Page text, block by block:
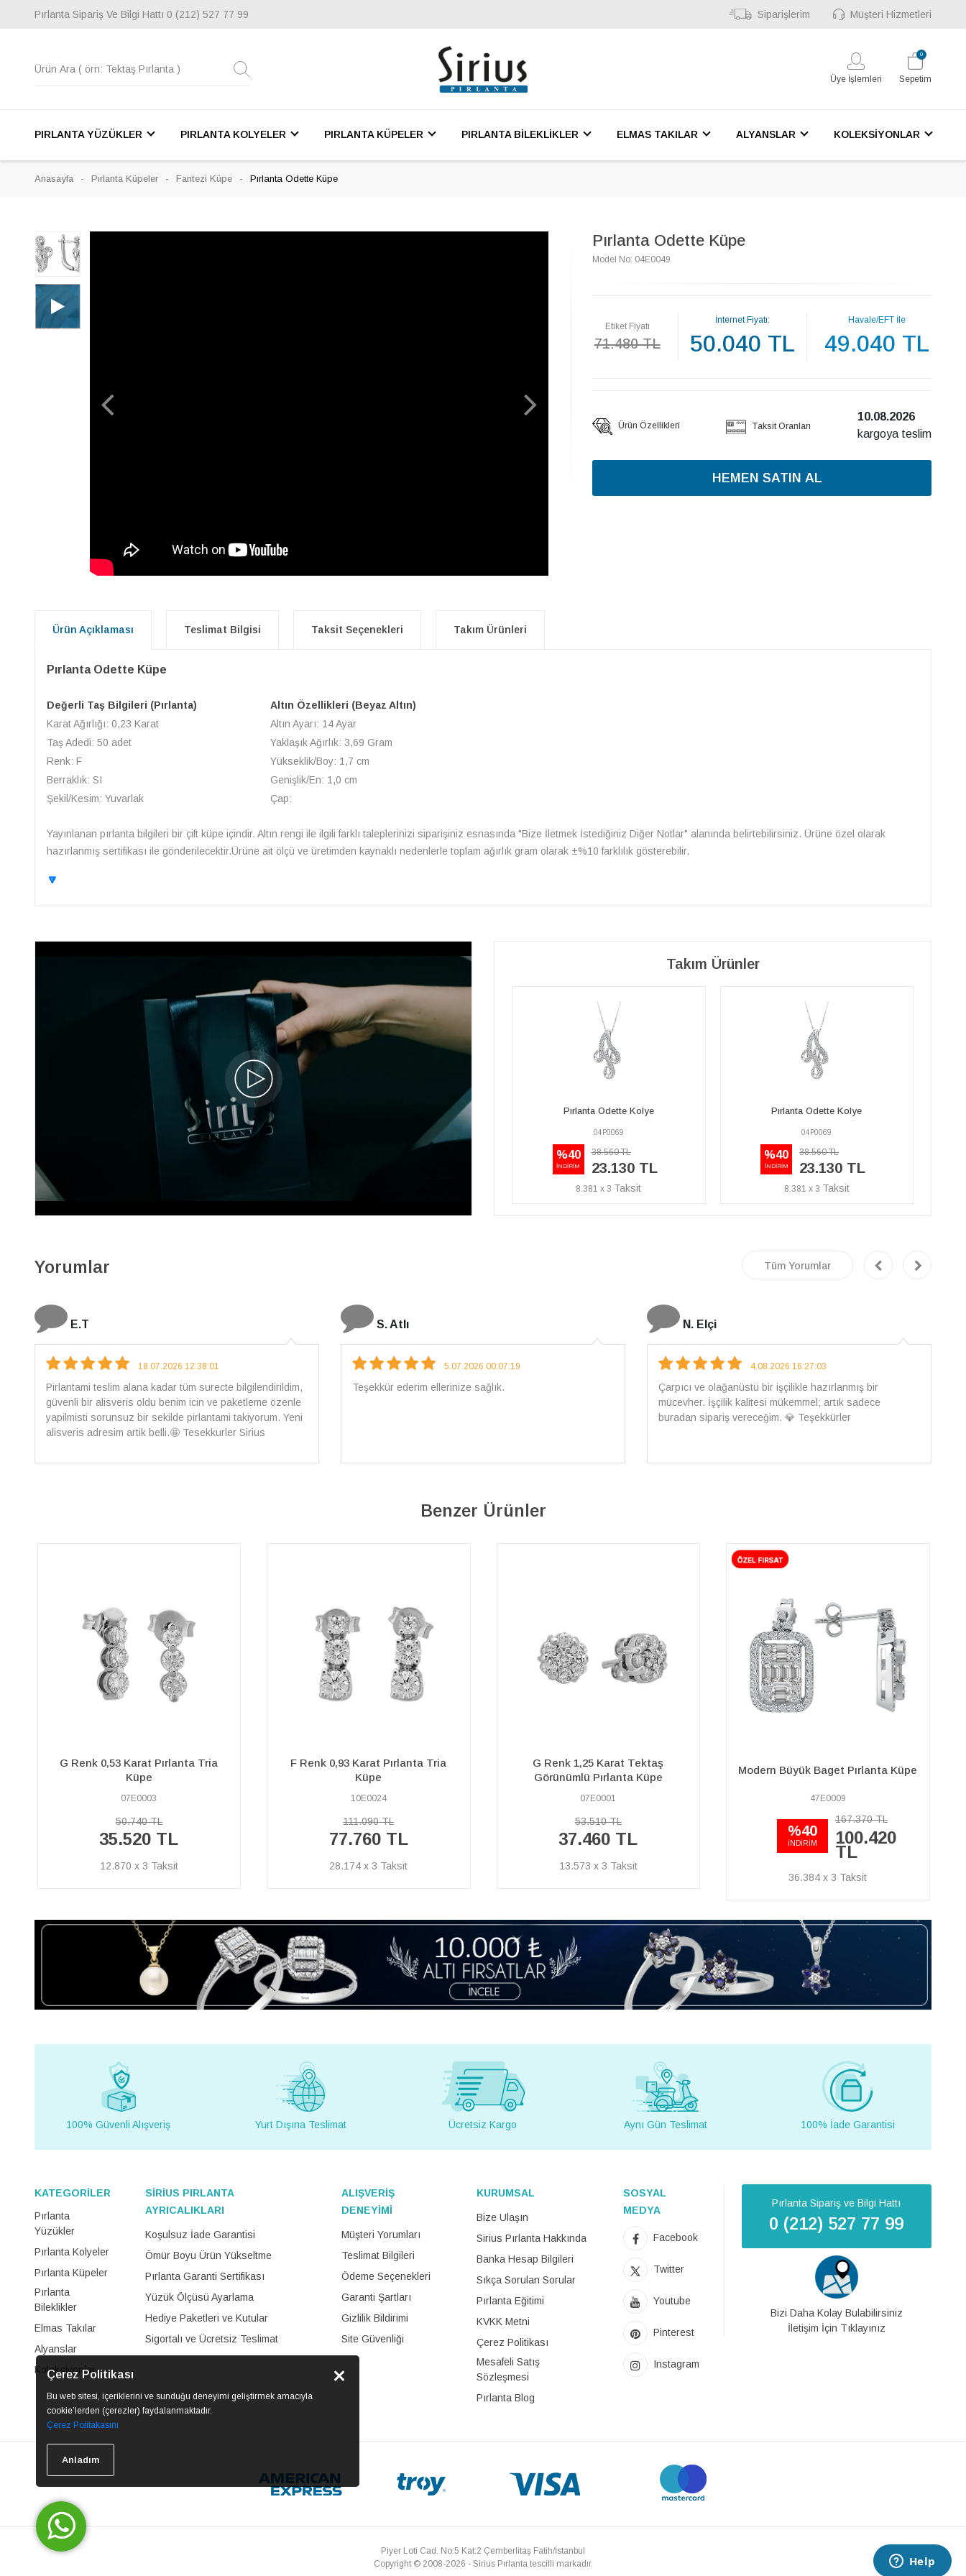
Çerez Politikası
Bu web sitesi, içeriklerini ve sunduğu deneyimi geliştirmek amacıyla
cookie’lerden (çerezler) faydalanmaktadır.
Çerez Politakasını
Anladım
Pırlanta Sipariş Ve Bilgi Hattı 0 (212) 527 77 99 Siparişlerim Müşteri Hizmetleri
Üye İşlemleri Sepetim
0
PIRLANTA YÜZÜKLER PIRLANTA KOLYELER PIRLANTA KÜPELER PIRLANTA BİLEKLİKLER ELMAS TAKILAR ALYANSLAR KOLEKSİYONLAR
Anasayfa Pırlanta Küpeler Fantezi Küpe Pırlanta Odette Küpe
Pırlanta Odette Küpe
Model No: 04E0049
Etiket Fiyatı
71.480 TL
İnternet Fiyatı:
50.040 TL
Havale/EFT İle
49.040 TL
Ürün Özellikleri Taksit Oranları
10.08.2026
kargoya teslim
HEMEN SATIN AL
Ürün Açıklaması Teslimat Bilgisi Taksit Seçenekleri Takım Ürünleri
Pırlanta Odette Küpe
Değerli Taş Bilgileri (Pırlanta)
Karat Ağırlığı: 0,23 Karat
Taş Adedi: 50 adet
Renk: F
Berraklık: SI
Şekil/Kesim: Yuvarlak
Altın Özellikleri (Beyaz Altın)
Altın Ayarı: 14 Ayar
Yaklaşık Ağırlık: 3,69 Gram
Yükseklik/Boy: 1,7 cm
Genişlik/En: 1,0 cm
Çap:
Yayınlanan pırlanta bilgileri bir çift küpe içindir. Altın rengi ile ilgili farklı taleplerinizi siparişiniz esnasında "Bize İletmek İstediğiniz Diğer Notlar" alanında belirtebilirsiniz. Ürüne özel olarak
hazırlanmış sertifikası ile gönderilecektir.Ürüne ait ölçü ve üretimden kaynaklı nedenlerle toplam ağırlık gram olarak ±%10 farklılık gösterebilir.
🔽
Takım Ürünler
Pırlanta Odette Kolye
04P0069
Pırlanta Odette Kolye
38.560 TL
Pırlanta Odette Kolye
04P0069
%40
İNDİRİM
38.560 TL
23.130 TL
8.381 x 3
Pırlanta Odette Kolye
04P0069
%40
İNDİRİM
38.560 TL
23.130 TL
8.381 x 3
Yorumlar Tüm Yorumlar
E.T
18.07.2026 12:38:01
Pirlantami teslim alana kadar tüm surecte bilgilendirildim,
güvenli bir alisveris oldu benim icin ve paketleme özenle
yapilmisti sorunsuz bir sekilde pirlantami takiyorum. Yeni
alisveris adresim artik belli.🤩 Tesekkurler Sirius
S. Atlı
5.07.2026 00:07:19
Teşekkür ederim ellerinize sağlık.
N. Elçi
4.08.2026 16:27:03
Çarpıcı ve olağanüstü bir işçilikle hazırlanmış bir
mücevher. İşçilik kalitesi mükemmel; artık sadece
buradan sipariş vereceğim. 💎 Teşekkürler
Benzer Ürünler
G Renk 0,53 Karat Pırlanta Tria
Küpe
07E0003
50.740 TL
35.520 TL
12.870 x 3
F Renk 0,93 Karat Pırlanta Tria
Küpe
10E0024
111.090 TL
77.760 TL
28.174 x 3
G Renk 1,25 Karat Tektaş
Görünümlü Pırlanta Küpe
07E0001
53.510 TL
37.460 TL
13.573 x 3
Modern Büyük Baget Pırlanta Küpe
47E0009
%40
İNDİRİM
167.370 TL
100.420
TL
36.384 x 3
100% Güvenli Alışveriş Yurt Dışına Teslimat Ücretsiz Kargo Aynı Gün Teslimat 100% İade Garantisi
KATEGORİLER
Pırlanta
Yüzükler
Pırlanta Kolyeler
Pırlanta Küpeler
Pırlanta
Bileklikler
Elmas Takılar
Alyanslar
Koleksiyonlar
SİRİUS PIRLANTA
AYRICALIKLARI
Koşulsuz İade Garantisi
Ömür Boyu Ürün Yükseltme
Pırlanta Garanti Sertifikası
Yüzük Ölçüsü Ayarlama
Hediye Paketleri ve Kutular
Sigortalı ve Ücretsiz Teslimat
ALIŞVERİŞ
DENEYİMİ
Müşteri Yorumları
Teslimat Bilgileri
Ödeme Seçenekleri
Garanti Şartları
Gizlilik Bildirimi
Site Güvenliği
KURUMSAL
Bize Ulaşın
Sirius Pırlanta Hakkında
Banka Hesap Bilgileri
Sıkça Sorulan Sorular
Pırlanta Eğitimi
KVKK Metni
Çerez Politikası
Mesafeli Satış
Sözleşmesi
Pırlanta Blog
SOSYAL
MEDYA
Facebook
Twitter
Youtube
Pinterest
Instagram
Pırlanta Sipariş ve Bilgi Hattı
0 (212) 527 77 99
Bizi Daha Kolay Bulabilirsiniz
İletişim İçin Tıklayınız
Piyer Loti Cad. No:5 Kat:2 Çemberlitaş Fatih/İstanbul
Copyright © 2008-2026 - Sirius Pırlanta tescilli markadır.